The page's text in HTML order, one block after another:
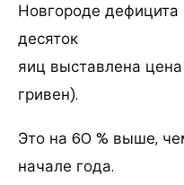
Новгороде
десяток
яиц выставлена
гривен).
Это на 60 % выше,
начале года.